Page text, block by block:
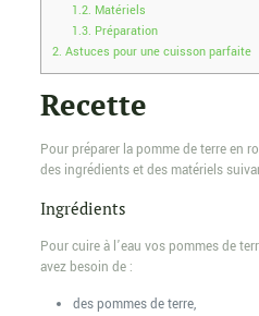
1.2. Matériels
1.3. Préparation
2. Astuces pour une cuisson parfaite
Recette
Pour préparer la pomme de terre en
des ingrédients et des matériels
Ingrédients
Pour cuire à l’eau vos pommes de
avez besoin de :
des pommes de terre,